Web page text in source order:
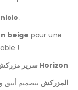
beige pour une
!
سرير مزركش 90×190 بيج – موديل Horizon
Horizon المزركش بتصميم أنيق